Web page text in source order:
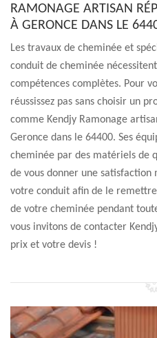
RAMONAGE ARTISAN
À GERONCE DANS LE
Les travaux de cheminée et
conduit de cheminée
compétences complètes. Pour
réussissez pas sans choisir un
comme Kendjy Ramonage
Geronce dans le 64400. Ses
cheminée par des matériels de
de vous donner une
votre conduit afin de le
de votre cheminée pendant
vous invitons de contacter
prix et votre devis !